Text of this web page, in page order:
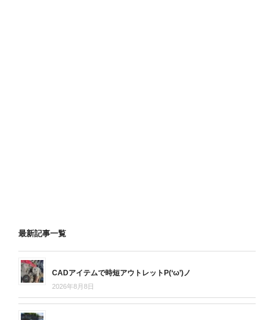
最新記事一覧
CADアイテムで時短アウトレットP(‘ω’)ノ
2026年8月8日